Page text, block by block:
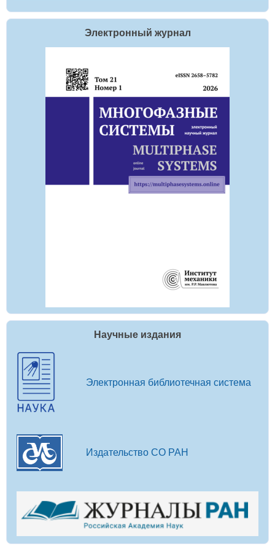
Электронный журнал
Научные издания
Электронная библиотечная система
Издательство СО РАН